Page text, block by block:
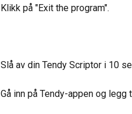
Klikk på "Exit the program".
Slå av din Tendy Scriptor i 10
Gå inn på Tendy-appen og